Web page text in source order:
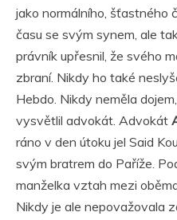
jako normálního, šťastného
času se svým synem, ale
právník upřesnil, že svého
zbraní. Nikdy ho také
Hebdo. Nikdy neměla
vysvětlil advokát. Advokát
ráno v den útoku jel Said
svým bratrem do Paříže.
manželka vztah mezi
Nikdy je ale nepovažovala